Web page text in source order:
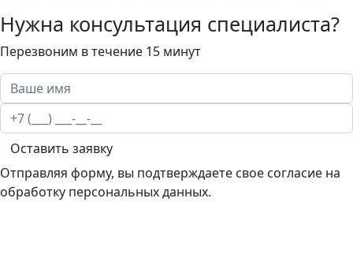
Нужна консультация специалиста?
Перезвоним в течение 15 минут
Оставить заявку
Отправляя форму, вы подтверждаете свое согласие на
обработку персональных данных.